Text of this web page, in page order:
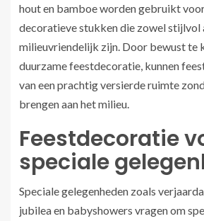
hout en bamboe worden gebruikt
decoratieve stukken die zowel stijlvol
milieuvriendelijk zijn. Door bewust te
duurzame feestdecoratie, kunnen
van een prachtig versierde ruimte
brengen aan het milieu.
Feestdecoratie
speciale
Speciale gelegenheden zoals
jubilea en babyshowers vragen om